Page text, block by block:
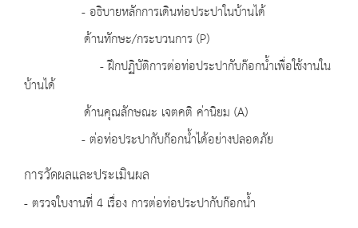
- อธิบายหลักการเดินท่อประปาในบ้านได้
ด้านทักษะ/กระบวนการ (P)
- ฝึกปฏิบัติการต่อท่อประปากับก๊อกน้ำเพื่อใช้งานใน
บ้านได้
ด้านคุณลักษณะ เจตคติ ค่านิยม (A)
- ต่อท่อประปากับก๊อกน้ำได้อย่างปลอดภัย
การวัดผลและประเมินผล
- ตรวจใบงานที่ 4 เรื่อง การต่อท่อประปากับก๊อกน้ำ